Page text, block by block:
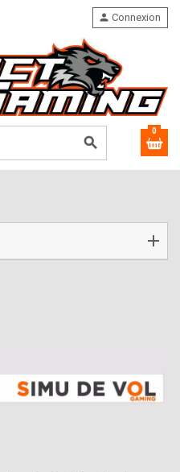
search
person Connexion
0